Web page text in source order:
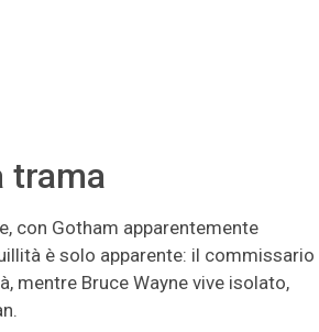
trama
con Gotham apparentemente
è solo apparente: il commissario
mentre Bruce Wayne vive isolato,